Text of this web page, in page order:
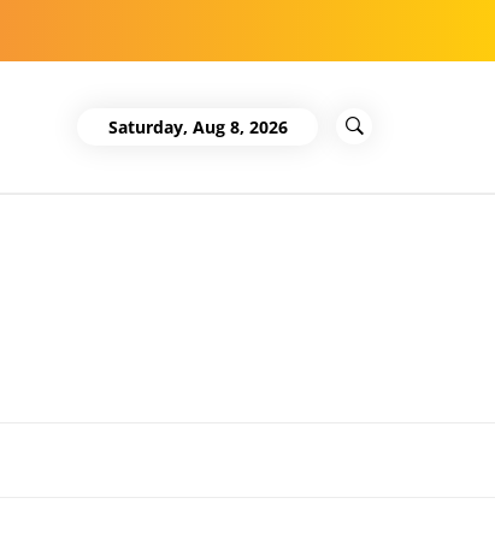
Saturday, Aug 8, 2026